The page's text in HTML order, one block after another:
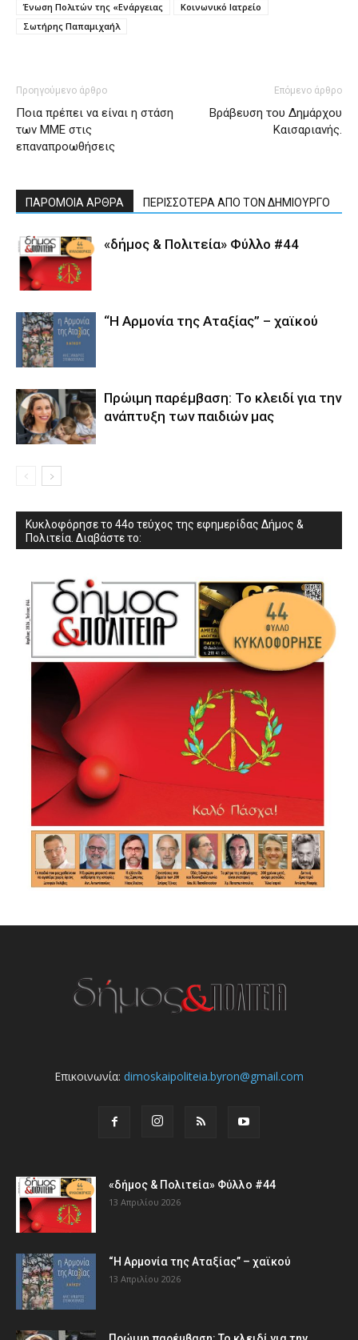
Ένωση Πολιτών της «Ενάργειας
Κοινωνικό Ιατρείο
Σωτήρης Παπαμιχαήλ
Προηγούμενο άρθρο
Ποια πρέπει να είναι η στάση
των ΜΜΕ στις
επαναπροωθήσεις
Επόμενο άρθρο
Βράβευση του Δημάρχου
Καισαριανής.
ΠΑΡΟΜΟΙΑ ΑΡΘΡΑ ΠΕΡΙΣΣΟΤΕΡΑ ΑΠΟ ΤΟΝ ΔΗΜΙΟΥΡΓΟ
«δήμος & Πολιτεία» Φύλλο #44
“Η Αρμονία της Αταξίας” – χαϊκού
Πρώιμη παρέμβαση: Το κλειδί για την
ανάπτυξη των παιδιών µας
Κυκλοφόρησε το 44ο τεύχος της εφημερίδας Δήμος &
Πολιτεία. Διαβάστε το:
Επικοινωνία: dimoskaipoliteia.byron@gmail.com
«δήμος & Πολιτεία» Φύλλο #44
13 Απριλίου 2026
“Η Αρμονία της Αταξίας” – χαϊκού
13 Απριλίου 2026